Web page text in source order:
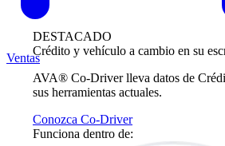
DESTACADO
Crédito y vehículo a cambio en su
AVA® Co-Driver lleva datos de
sus herramientas actuales.
Conozca Co-Driver
Funciona dentro de:
Ventas